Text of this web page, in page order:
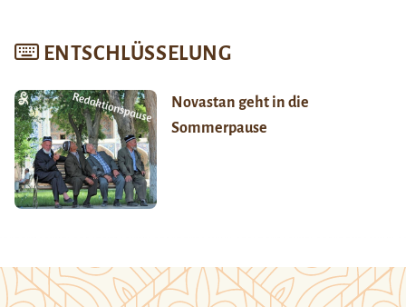
ENTSCHLÜSSELUNG
Novastan geht in die
Sommerpause